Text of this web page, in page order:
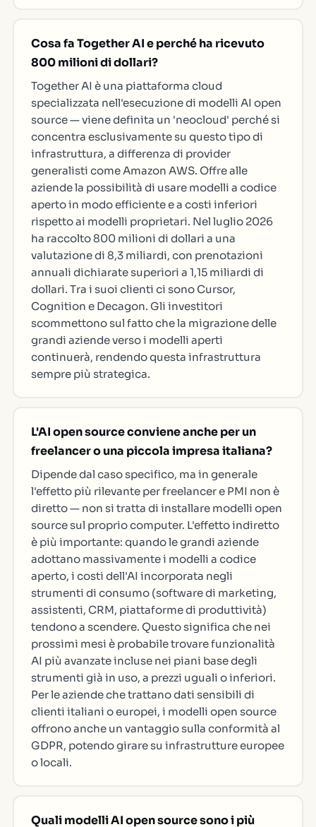
Cosa fa Together AI e perché ha ricevuto
800 milioni di dollari?
Together AI è una piattaforma cloud
specializzata nell'esecuzione di modelli AI open
source — viene definita un 'neocloud' perché si
concentra esclusivamente su questo tipo di
infrastruttura, a differenza di provider
generalisti come Amazon AWS. Offre alle
aziende la possibilità di usare modelli a codice
aperto in modo efficiente e a costi inferiori
rispetto ai modelli proprietari. Nel luglio 2026
ha raccolto 800 milioni di dollari a una
valutazione di 8,3 miliardi, con prenotazioni
annuali dichiarate superiori a 1,15 miliardi di
dollari. Tra i suoi clienti ci sono Cursor,
Cognition e Decagon. Gli investitori
scommettono sul fatto che la migrazione delle
grandi aziende verso i modelli aperti
continuerà, rendendo questa infrastruttura
sempre più strategica.
L'AI open source conviene anche per un
freelancer o una piccola impresa italiana?
Dipende dal caso specifico, ma in generale
l'effetto più rilevante per freelancer e PMI non è
diretto — non si tratta di installare modelli open
source sul proprio computer. L'effetto indiretto
è più importante: quando le grandi aziende
adottano massivamente i modelli a codice
aperto, i costi dell'AI incorporata negli
strumenti di consumo (software di marketing,
assistenti, CRM, piattaforme di produttività)
tendono a scendere. Questo significa che nei
prossimi mesi è probabile trovare funzionalità
AI più avanzate incluse nei piani base degli
strumenti già in uso, a prezzi uguali o inferiori.
Per le aziende che trattano dati sensibili di
clienti italiani o europei, i modelli open source
offrono anche un vantaggio sulla conformità al
GDPR, potendo girare su infrastrutture europee
o locali.
Quali modelli AI open source sono i più